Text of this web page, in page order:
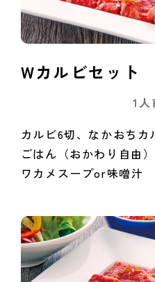
Wカルビセット
1人
カルビ6切、なかおちカ
ごはん（おかわり自由
ワカメスープor味噌汁